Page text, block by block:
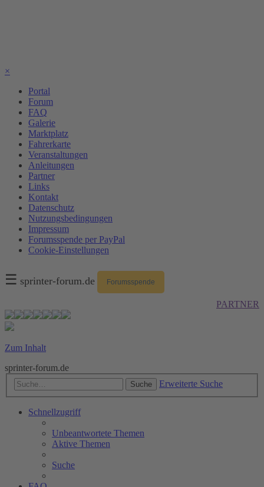
×
Portal
Forum
FAQ
Galerie
Marktplatz
Fahrerkarte
Veranstaltungen
Anleitungen
Partner
Links
Kontakt
Datenschutz
Nutzungsbedingungen
Impressum
Forumsspende per PayPal
Cookie-Einstellungen
☰ sprinter-forum.de Forumsspende
PARTNER
Zum Inhalt
sprinter-forum.de
Suche Erweiterte Suche
Schnellzugriff
Unbeantwortete Themen
Aktive Themen
Suche